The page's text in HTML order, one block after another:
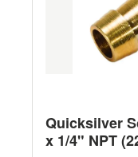
Quicksilver
x 1/4" NPT